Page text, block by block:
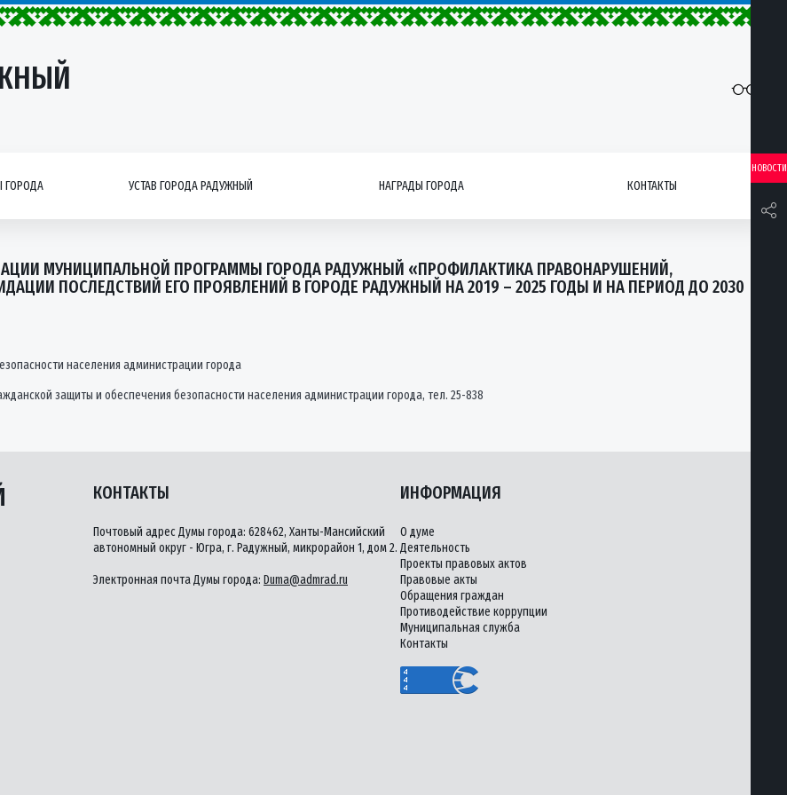
ГОРОДА УСТАВ ГОРОДА РАДУЖНЫЙ НАГРАДЫ ГОРОДА КОНТАКТЫ
НОВОСТИ
МУНИЦИПАЛЬНОЙ ПРОГРАММЫ ГОРОДА РАДУЖНЫЙ «ПРОФИЛАКТИКА ПРАВОНАРУШЕНИЙ,
ПОСЛЕДСТВИЙ ЕГО ПРОЯВЛЕНИЙ В ГОРОДЕ РАДУЖНЫЙ НА 2019 – 2025 ГОДЫ И НА ПЕРИОД ДО 2030
населения администрации города
защиты и обеспечения безопасности населения администрации города, тел. 25-838
КОНТАКТЫ
Почтовый адрес Думы города: 628462, Ханты-Мансийский
автономный округ - Югра, г. Радужный, микрорайон 1, дом 2.
Электронная почта Думы города: Duma@admrad.ru
ИНФОРМАЦИЯ
О думе
Деятельность
Проекты правовых актов
Правовые акты
Обращения граждан
Противодействие коррупции
Муниципальная служба
Контакты